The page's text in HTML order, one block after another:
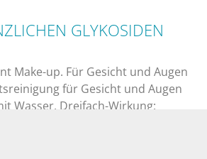
GLYKOSIDEN
Make-up. Für Gesicht und Augen
für Gesicht und Augen
Wasser. Dreifach-Wirkung: